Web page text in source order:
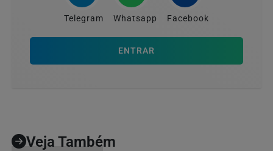
Telegram Whatsapp Facebook
ENTRAR
Veja Também